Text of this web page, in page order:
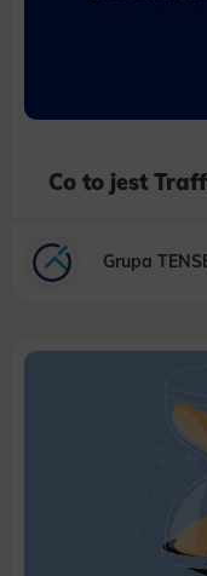
Co to jest
Grupa